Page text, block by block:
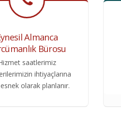
Almanca
Bürosu
saatlerimiz
ihtiyaçlarına
olarak planlanır.